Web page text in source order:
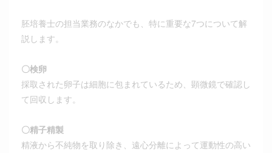
胚培養士の担当業務のなかでも、特に重要な7つについて解
説します。
〇検卵
採取された卵子は細胞に包まれているため、顕微鏡で確認し
て回収します。
〇精子精製
精液から不純物を取り除き、遠心分離によって運動性の高い